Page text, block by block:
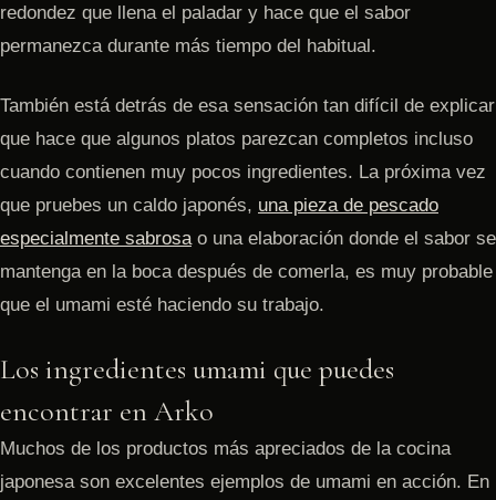
redondez que llena el paladar y hace que el sabor
permanezca durante más tiempo del habitual.
También está detrás de esa sensación tan difícil de explicar
que hace que algunos platos parezcan completos incluso
cuando contienen muy pocos ingredientes. La próxima vez
que pruebes un caldo japonés, una pieza de pescado
especialmente sabrosa o una elaboración donde el sabor se
mantenga en la boca después de comerla, es muy probable
que el umami esté haciendo su trabajo.
Los ingredientes umami que puedes
encontrar en Arko
Muchos de los productos más apreciados de la cocina
japonesa son excelentes ejemplos de umami en acción. En